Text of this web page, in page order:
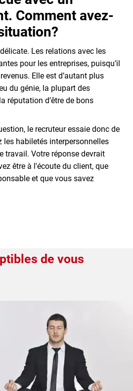
Comment avez-
Les relations avec les
pour les entreprises, puisqu’il
Elle est d’autant plus
du génie, la plupart des
réputation d’être de bons
le recruteur essaie donc de
les habiletés interpersonnelles
travail. Votre réponse devrait
être à l'écoute du client, que
et que vous savez
de vous